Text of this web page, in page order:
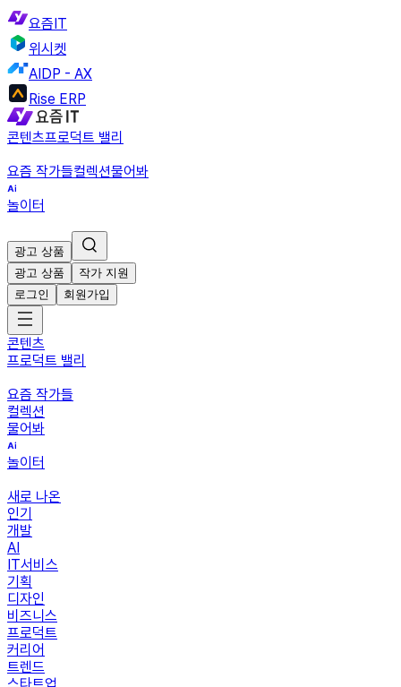
요즘IT
위시켓
AIDP - AX
Rise ERP
콘텐츠프로덕트 밸리
요즘 작가들컬렉션물어봐
놀이터
광고 상품
광고 상품
작가 지원
로그인
회원가입
콘텐츠
프로덕트 밸리
요즘 작가들
컬렉션
물어봐
놀이터
새로 나온
인기
개발
AI
IT서비스
기획
디자인
비즈니스
프로덕트
커리어
트렌드